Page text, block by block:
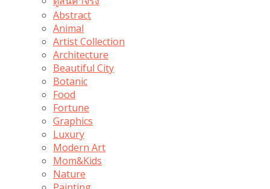
Abstract
Animal
Artist Collection
Architecture
Beautiful City
Botanic
Food
Fortune
Graphics
Luxury
Modern Art
Mom&Kids
Nature